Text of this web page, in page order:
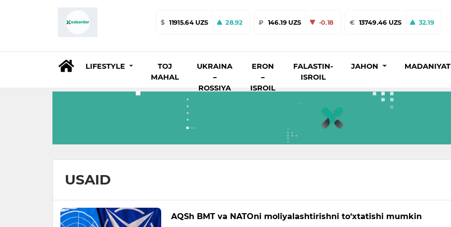
$ 11915.64 UZS 28.92 ₽ 146.19 UZS -0.18 € 13749.46 UZS 32.19
LIFESTYLE
TOJ
MAHAL
UKRAINA
–
ROSSIYA
ERON
–
ISROIL
FALASTIN-
ISROIL
JAHON MADANIYAT
USAID
AQSh BMT va NATOni moliyalashtirishni to‘xtatishi mumkin